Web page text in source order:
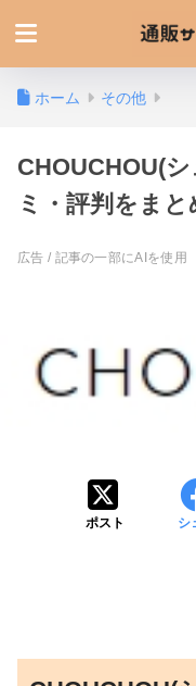
ホーム その他
CHOUCHOU(
ミ・評判をま
ポスト シ